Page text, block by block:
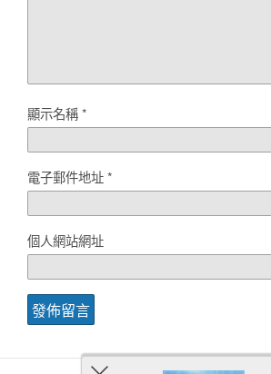
顯示名稱*
電子郵件地址*
個人網站網址